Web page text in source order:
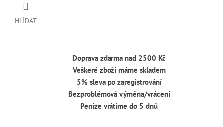
HLÍDAT
Doprava zdarma nad 2500 Kč
Veškeré zboží máme skladem
5% sleva po zaregistrování
Bezproblémová výměna/vrácení
Peníze vrátíme do 5 dnů